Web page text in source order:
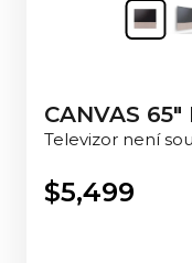
CANVAS
Televizor není
$5,499